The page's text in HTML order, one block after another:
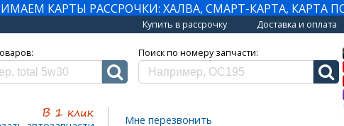
КАРТЫ РАССРОЧКИ: ХАЛВА, СМАРТ-КАРТА, КАРТА
Купить в рассрочку Доставка и оплата
Поиск по номеру запчасти:
Мне перезвонить